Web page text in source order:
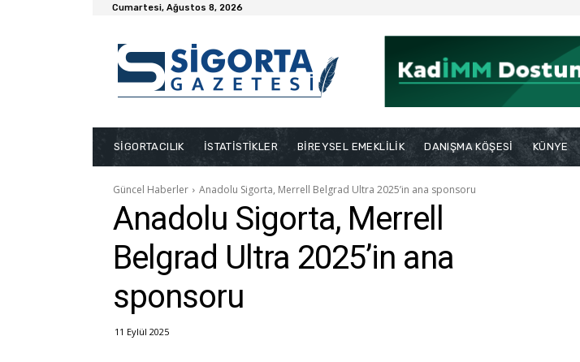
Cumartesi, Ağustos 8, 2026
SİGORTACILIK İSTATİSTİKLER BİREYSEL EMEKLİLİK DANIŞMA KÖŞESİ KÜNYE
Güncel Haberler Anadolu Sigorta, Merrell Belgrad Ultra 2025’in ana sponsoru
Anadolu Sigorta, Merrell
Belgrad Ultra 2025’in ana
sponsoru
11 Eylül 2025